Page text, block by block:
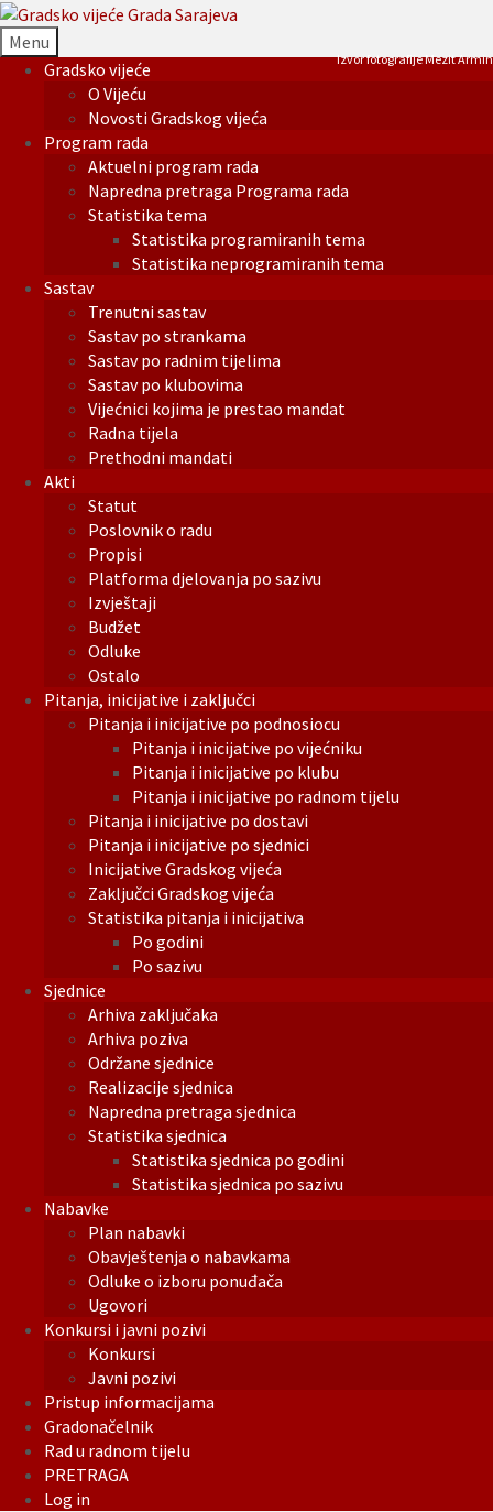
Menu
Gradsko vijeće
O Vijeću
Novosti Gradskog vijeća
Program rada
Aktuelni program rada
Napredna pretraga Programa rada
Statistika tema
Statistika programiranih tema
Statistika neprogramiranih tema
Sastav
Trenutni sastav
Sastav po strankama
Sastav po radnim tijelima
Sastav po klubovima
Vijećnici kojima je prestao mandat
Radna tijela
Prethodni mandati
Akti
Statut
Poslovnik o radu
Propisi
Platforma djelovanja po sazivu
Izvještaji
Budžet
Odluke
Ostalo
Pitanja, inicijative i zaključci
Pitanja i inicijative po podnosiocu
Pitanja i inicijative po vijećniku
Pitanja i inicijative po klubu
Pitanja i inicijative po radnom tijelu
Pitanja i inicijative po dostavi
Pitanja i inicijative po sjednici
Inicijative Gradskog vijeća
Zaključci Gradskog vijeća
Statistika pitanja i inicijativa
Po godini
Po sazivu
Sjednice
Arhiva zaključaka
Arhiva poziva
Održane sjednice
Realizacije sjednica
Napredna pretraga sjednica
Statistika sjednica
Statistika sjednica po godini
Statistika sjednica po sazivu
Nabavke
Plan nabavki
Obavještenja o nabavkama
Odluke o izboru ponuđača
Ugovori
Konkursi i javni pozivi
Konkursi
Javni pozivi
Pristup informacijama
Gradonačelnik
Rad u radnom tijelu
PRETRAGA
Log in
Izvor fotografije Mezit Armin